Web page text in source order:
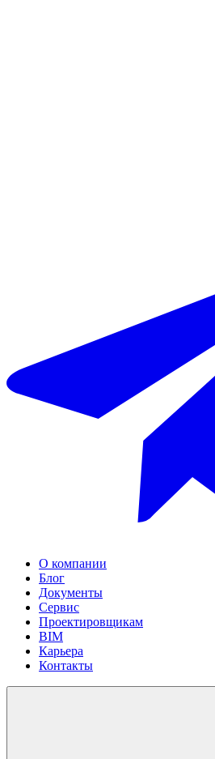
О компании
Блог
Документы
Сервис
Проектировщикам
BIM
Карьера
Контакты